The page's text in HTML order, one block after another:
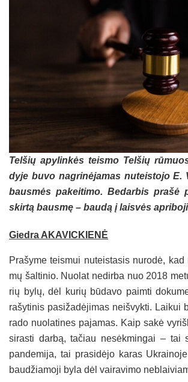
Tel­šių apy­lin­kės teis­mo Tel­šių
dy­je bu­vo nag­ri­nė­ja­mas nu­teis­to­jo E.
baus­mės pa­kei­ti­mo. Be­dar­bis pra­šė
skir­tą baus­mę – bau­dą į lais­vės
Gied­ra AKA­VIC­KIE­NĖ
Pra­šy­me teis­mui nu­teis­ta­sis nu­ro­dė,
mų šal­ti­nio. Nuo­lat ne­dir­ba nuo 2018
rių by­lų, dėl ku­rių bū­da­vo paim­ti
ra­šy­ti­nis pa­si­ža­dė­ji­mas neiš­vyk­ti. Lai­kui
ra­do nuo­la­ti­nes pa­ja­mas. Kaip sa­kė
si­ras­ti dar­bą, ta­čiau ne­sėk­min­gai – tai
pan­de­mi­ja, tai pra­si­dė­jo ka­ras
bau­džia­mo­ji by­la dėl vai­ra­vi­mo